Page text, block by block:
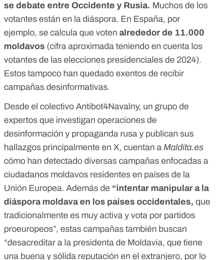
se debate entre Occidente y Rusia. Muchos de los
votantes están en la diáspora. En España, por
ejemplo, se calcula que voten alrededor de 11.000
moldavos (cifra aproximada teniendo en cuenta los
votantes de las elecciones presidenciales de 2024).
Estos tampoco han quedado exentos de recibir
campañas desinformativas.
Desde el colectivo Antibot4Navalny, un grupo de
expertos que investigan operaciones de
desinformación y propaganda rusa y publican sus
hallazgos principalmente en X, cuentan a Maldita.es
cómo han detectado diversas campañas enfocadas a
ciudadanos moldavos residentes en países de la
Unión Europea. Además de “intentar manipular a la
diáspora moldava en los países occidentales, que
tradicionalmente es muy activa y vota por partidos
proeuropeos”, estas campañas también buscan
“desacreditar a la presidenta de Moldavia, que tiene
una buena y sólida reputación en el extranjero, por lo